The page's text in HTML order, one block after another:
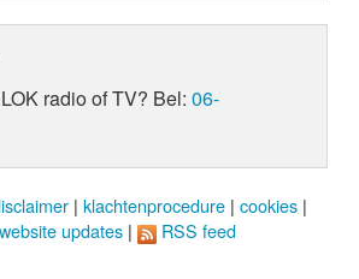
radio of TV? Bel:06-
| klachtenprocedure | cookies |
website updates | RSS feed